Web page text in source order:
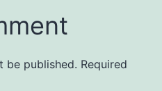
be published. Required